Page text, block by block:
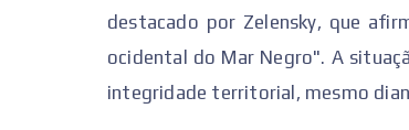
destacado por Zelensky, que
ocidental do Mar Negro". A
integridade territorial, mesmo